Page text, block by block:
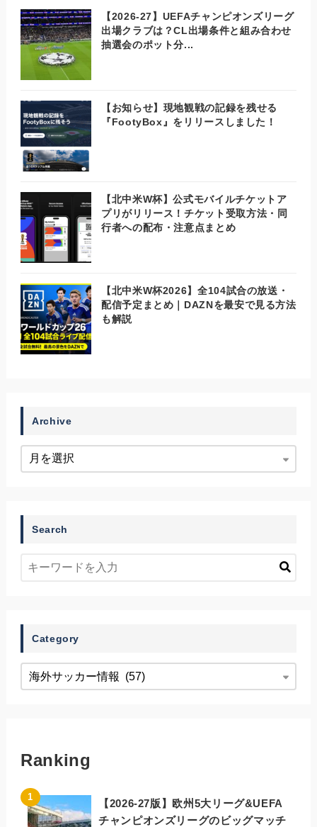
【2026-27】UEFAチャンピオンズリーグ
出場クラブは？CL出場条件と組み合わせ
抽選会のポット分...
【お知らせ】現地観戦の記録を残せる
『FootyBox』をリリースしました！
【北中米W杯】公式モバイルチケットア
プリがリリース！チケット受取方法・同
行者への配布・注意点まとめ
【北中米W杯2026】全104試合の放送・
配信予定まとめ｜DAZNを最安で見る方法
も解説
Archive
Search
Category
Ranking
【2026-27版】欧州5大リーグ&UEFA
チャンピオンズリーグのビッグマッチ